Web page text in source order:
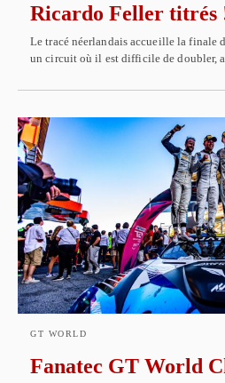
Ricardo Feller titrés
Le tracé néerlandais accueille la finale
un circuit où il est difficile de doubler,
GT WORLD
Fanatec GT World